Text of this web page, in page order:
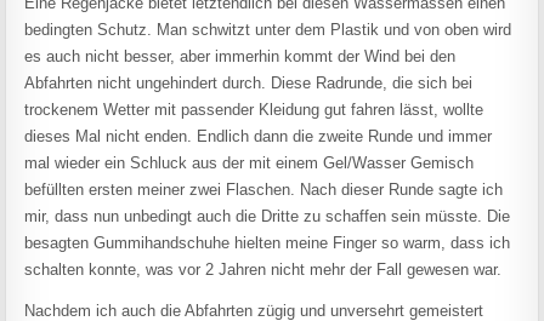
bedingten Schutz. Man schwitzt unter dem Plastik und von oben wird
es auch nicht besser, aber immerhin kommt der Wind bei den
Abfahrten nicht ungehindert durch. Diese Radrunde, die sich bei
trockenem Wetter mit passender Kleidung gut fahren lässt, wollte
dieses Mal nicht enden. Endlich dann die zweite Runde und immer
mal wieder ein Schluck aus der mit einem Gel/Wasser Gemisch
befüllten ersten meiner zwei Flaschen. Nach dieser Runde sagte ich
mir, dass nun unbedingt auch die Dritte zu schaffen sein müsste. Die
besagten Gummihandschuhe hielten meine Finger so warm, dass ich
schalten konnte, was vor 2 Jahren nicht mehr der Fall gewesen war.
Nachdem ich auch die Abfahrten zügig und unversehrt gemeistert